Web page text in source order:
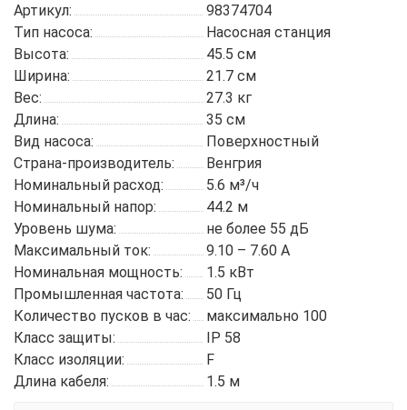
Артикул:
98374704
Тип насоса:
Насосная станция
Высота:
45.5 см
Ширина:
21.7 см
Вес:
27.3 кг
Длина:
35 см
Вид насоса:
Поверхностный
Страна-производитель:
Венгрия
Номинальный расход:
5.6 м³/ч
Номинальный напор:
44.2 м
Уровень шума:
не более 55 дБ
Максимальный ток:
9.10 – 7.60 А
Номинальная мощность:
1.5 кВт
Промышленная частота:
50 Гц
Количество пусков в час:
максимально 100
Класс защиты:
IP 58
Класс изоляции:
F
Длина кабеля:
1.5 м